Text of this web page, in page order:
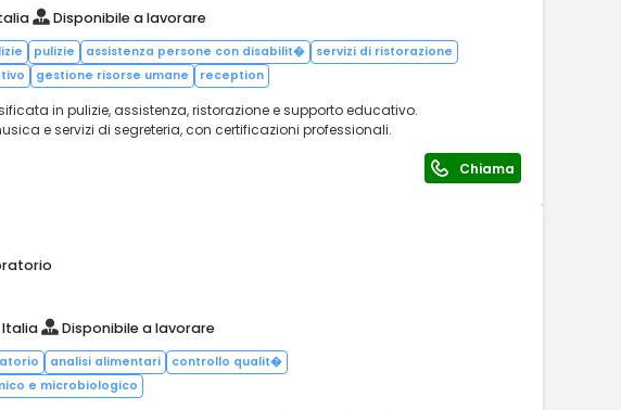
Disponibile a lavorare
pulizie assistenza persone con disabilit�
servizi di ristorazione
gestione risorse umane reception
in pulizie, assistenza, ristorazione e supporto educativo.
e servizi di segreteria, con certificazioni professionali.
Chiama
Italia Disponibile a lavorare
analisi alimentari
controllo qualit�
e microbiologico